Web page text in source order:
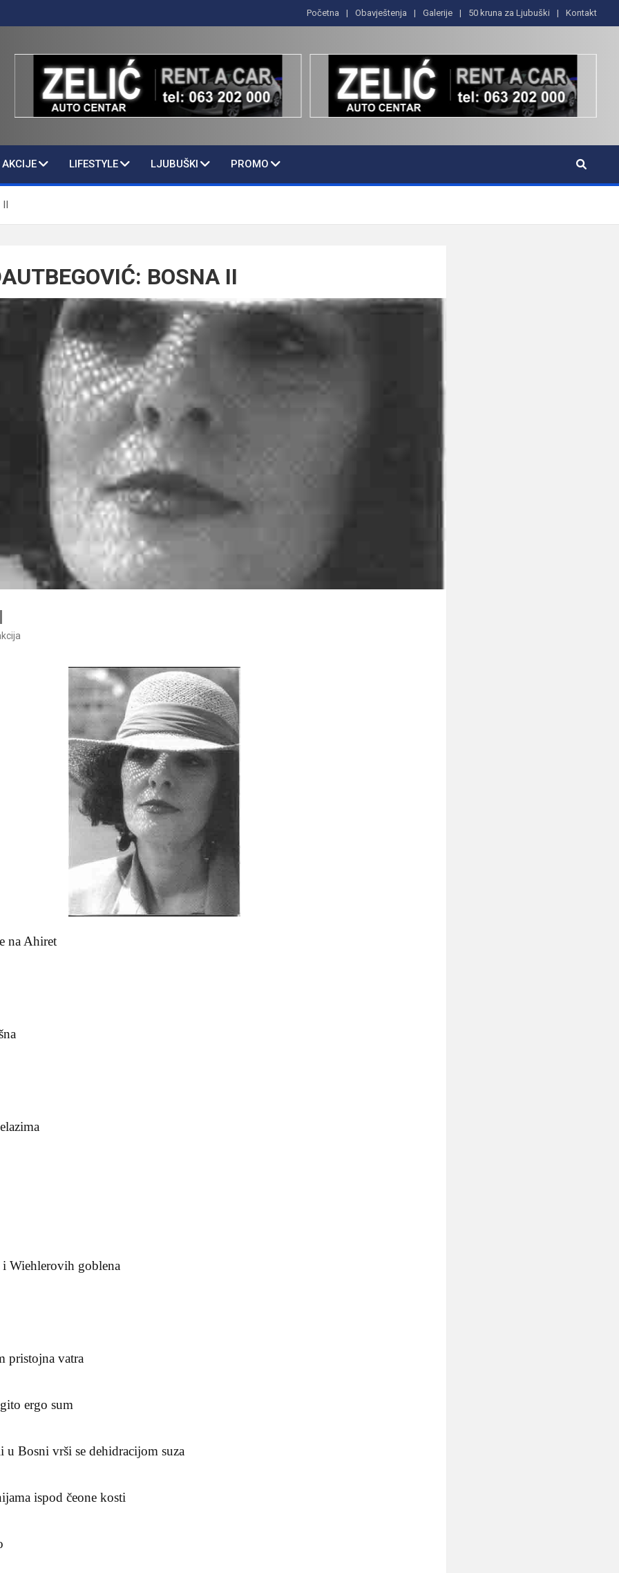
Početna Obavještenja Galerije 50 kruna za Ljubuški Kontakt
LIFESTYLE LJUBUŠKI PROMO
II
BOSNA II
na Ahiret
Wiehlerovih goblena
pristojna vatra
ergo sum
u Bosni vrši se dehidracijom suza
ispod čeone kosti